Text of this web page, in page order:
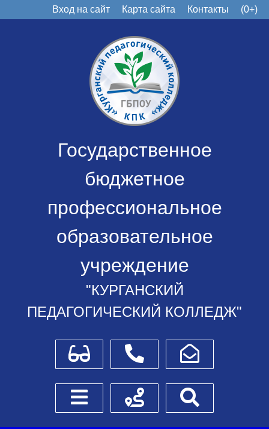
Вход на сайт Карта сайта Контакты (0+)
Государственное
бюджетное
профессиональное
образовательное
учреждение
"КУРГАНСКИЙ
ПЕДАГОГИЧЕСКИЙ КОЛЛЕДЖ"
Для слабовидящихТелефоныНаписать обращение
Боковое менюСхема проезда